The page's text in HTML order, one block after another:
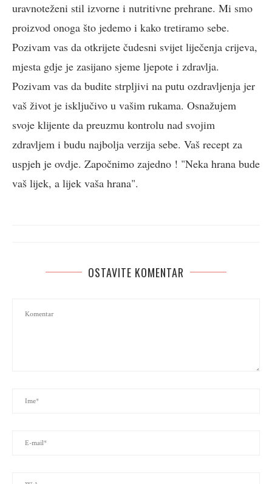
uravnoteženi stil izvorne i nutritivne prehrane. Mi smo
proizvod onoga što jedemo i kako tretiramo sebe.
Pozivam vas da otkrijete čudesni svijet liječenja crijeva,
mjesta gdje je zasijano sjeme ljepote i zdravlja.
Pozivam vas da budite strpljivi na putu ozdravljenja jer
vaš život je isključivo u vašim rukama. Osnažujem
svoje klijente da preuzmu kontrolu nad svojim
zdravljem i budu najbolja verzija sebe. Vaš recept za
uspjeh je ovdje. Započnimo zajedno ! "Neka hrana bude
vaš lijek, a lijek vaša hrana".
OSTAVITE KOMENTAR